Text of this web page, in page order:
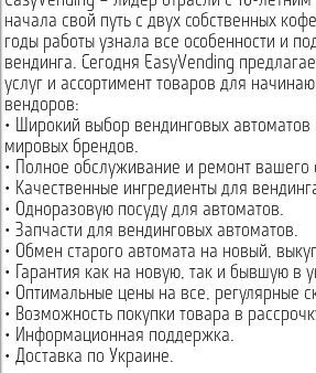
начала свой путь с двух собственных
годы работы узнала все особенности и
вендинга. Сегодня EasyVending
услуг и ассортимент товаров для
вендоров:
• Широкий выбор вендинговых автоматов
мировых брендов.
• Полное обслуживание и ремонт вашего
• Качественные ингредиенты для
• Одноразовую посуду для автоматов.
• Запчасти для вендинговых автоматов.
• Обмен старого автомата на новый,
• Гарантия как на новую, так и бывшую в
• Оптимальные цены на все, регулярные
• Возможность покупки товара в
• Информационная поддержка.
• Доставка по Украине.